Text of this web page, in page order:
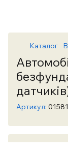
Каталог
Артикул: